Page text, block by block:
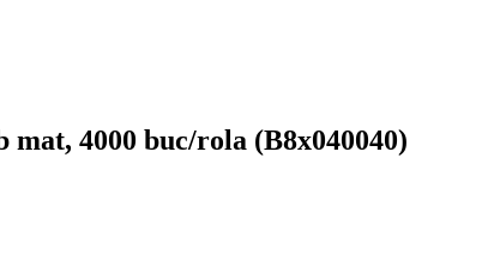
4000 buc/rola (B8x040040)